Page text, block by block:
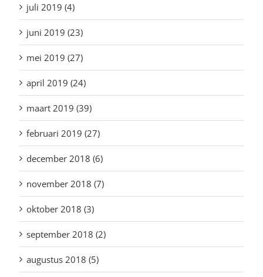
juli 2019 (4)
juni 2019 (23)
mei 2019 (27)
april 2019 (24)
maart 2019 (39)
februari 2019 (27)
december 2018 (6)
november 2018 (7)
oktober 2018 (3)
september 2018 (2)
augustus 2018 (5)